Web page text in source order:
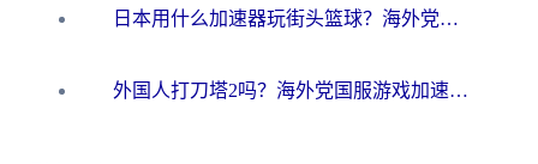
日本用什么加速器玩街头篮球？海外党国服游戏不卡顿的终极攻略
外国人打刀塔2吗？海外党国服游戏加速避坑全攻略